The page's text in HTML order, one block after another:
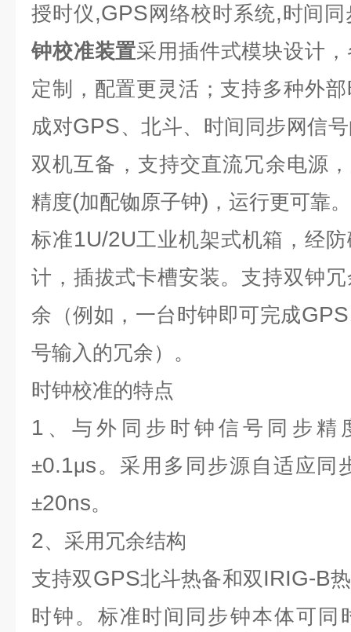
授时仪,GPS 网络校时系统,时间
钟校准装置采用插件式模块设计
定制，配置更灵活；支持多种外
成对GPS、北斗、时间同步网信
双机互备，支持交直流冗余电源
精度(加配铷原子钟) ，运行更可靠。
标准1U/2U工业机架式机箱，经
计，插拔式卡槽安装。支持双钟
余（例如，一台时钟即可完成GPS
号输入的冗余）。
时钟校准的特点
1 、与外同步时钟信号同步精
±0.1μs。采用多同步源自适应同
±20ns。
2、采用冗余结构
支持双GPS北斗热备和双IRIG-B
时钟。标准时间同步钟本体可同